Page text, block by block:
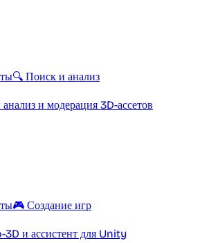
🔍 Поиск и анализ
и модерация 3D-ассетов
🎮 Создание игр
и ассистент для Unity